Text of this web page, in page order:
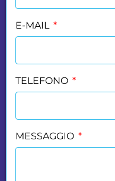
E-MAIL
TELEFONO
MESSAGGIO